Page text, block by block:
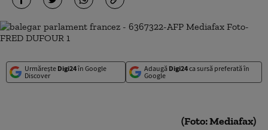
Urmărește Digi24în Google
Discover
Adaugă Digi24ca sursă preferată în
Google
(Foto: Mediafax)